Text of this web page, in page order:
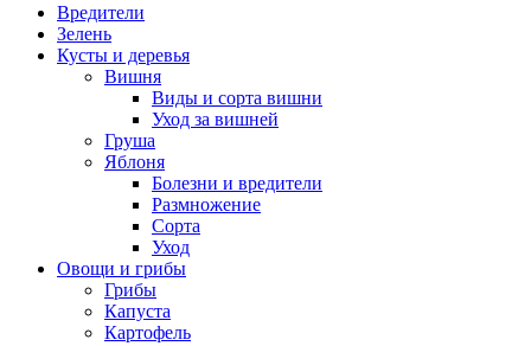
Вредители
Зелень
Кусты и деревья
Вишня
Виды и сорта вишни
Уход за вишней
Груша
Яблоня
Болезни и вредители
Размножение
Сорта
Уход
Овощи и грибы
Грибы
Капуста
Картофель